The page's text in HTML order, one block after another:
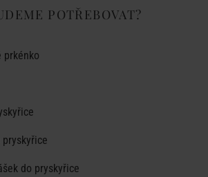
POTŘEBOVAT?
prkénko
do pryskyřice